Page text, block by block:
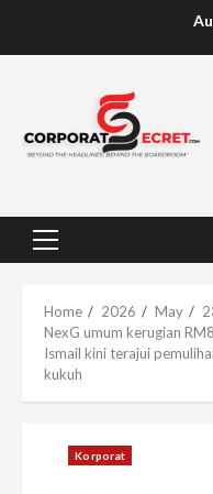
Primary
Home 2026 May
NexG umum kerugian
Ismail kini terajui
kukuh
Korporat